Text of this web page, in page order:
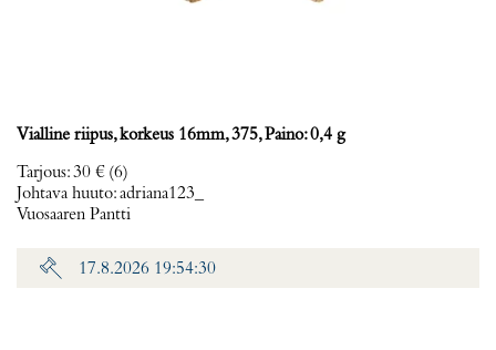
Vialline riipus, korkeus 16mm, 375, Paino: 0,4 g
Tarjous:30 € (6)
Johtava huuto:adriana123_
Vuosaaren Pantti
17.8.2026 19:54:30